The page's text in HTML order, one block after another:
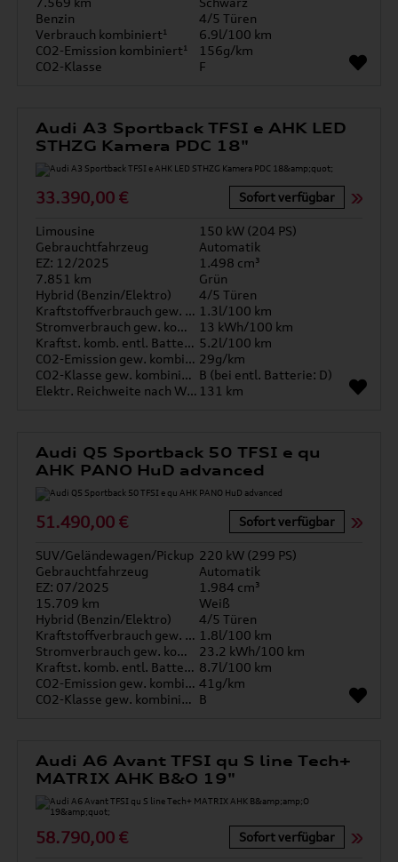
Benzin
4/5 Türen
Verbrauch kombiniert¹
6.9l/100 km
CO2-Emission kombiniert¹
156g/km
CO2-Klasse
F
Audi A3 Sportback TFSI e AHK LED
STHZG Kamera PDC 18"
33.390,00 € Sofort verfügbar
Limousine
150 kW (204 PS)
Gebrauchtfahrzeug
Automatik
EZ: 12/2025
1.498 cm³
7.851 km
Grün
Hybrid (Benzin/Elektro)
4/5 Türen
Kraftstoffverbrauch gew. kombiniert 1.3l/100 km
Stromverbrauch gew. kombiniert
13 kWh/100 km
Kraftst. komb. entl. Batterie 5.2l/100 km
CO2-Emission gew. kombiniert 29g/km
CO2-Klasse gew. kombiniert B (bei entl. Batterie: D)
Elektr. Reichweite nach WLTP* 131 km
Audi Q5 Sportback 50 TFSI e qu
AHK PANO HuD advanced
51.490,00 € Sofort verfügbar
SUV/Geländewagen/Pickup 220 kW (299 PS)
Gebrauchtfahrzeug
Automatik
EZ: 07/2025
1.984 cm³
15.709 km
Weiß
Hybrid (Benzin/Elektro)
4/5 Türen
Kraftstoffverbrauch gew. kombiniert 1.8l/100 km
Stromverbrauch gew. kombiniert
23.2 kWh/100 km
Kraftst. komb. entl. Batterie 8.7l/100 km
CO2-Emission gew. kombiniert 41g/km
CO2-Klasse gew. kombiniert B
Audi A6 Avant TFSI qu S line Tech+
MATRIX AHK B&O 19"
58.790,00 € Sofort verfügbar